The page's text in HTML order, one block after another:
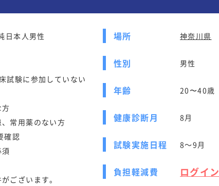
日本人男性
試験に参加していない
方
常用薬のない方
確認
ございます。
場所 神奈川県
性別 男性
年齢 20〜40歳
健康診断月 8月
試験実施日程 8～9月
負担軽減費 ログイン